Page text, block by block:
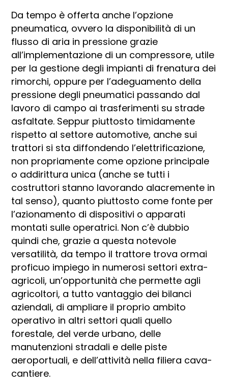
Da tempo è offerta anche l’opzione
pneumatica, ovvero la disponibilità di un
flusso di aria in pressione grazie
all’implementazione di un compressore, utile
per la gestione degli impianti di frenatura dei
rimorchi, oppure per l’adeguamento della
pressione degli pneumatici passando dal
lavoro di campo ai trasferimenti su strade
asfaltate. Seppur piuttosto timidamente
rispetto al settore automotive, anche sui
trattori si sta diffondendo l’elettrificazione,
non propriamente come opzione principale
o addirittura unica (anche se tutti i
costruttori stanno lavorando alacremente in
tal senso), quanto piuttosto come fonte per
l’azionamento di dispositivi o apparati
montati sulle operatrici. Non c’è dubbio
quindi che, grazie a questa notevole
versatilità, da tempo il trattore trova ormai
proficuo impiego in numerosi settori extra-
agricoli, un’opportunità che permette agli
agricoltori, a tutto vantaggio dei bilanci
aziendali, di ampliare il proprio ambito
operativo in altri settori quali quello
forestale, del verde urbano, delle
manutenzioni stradali e delle piste
aeroportuali, e dell’attività nella filiera cava-
cantiere.